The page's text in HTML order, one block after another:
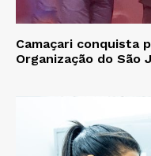
Camaçari conquista
Organização do São